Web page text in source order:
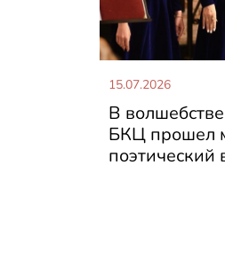
15.07.2026
В
БКЦ прошел
поэтический